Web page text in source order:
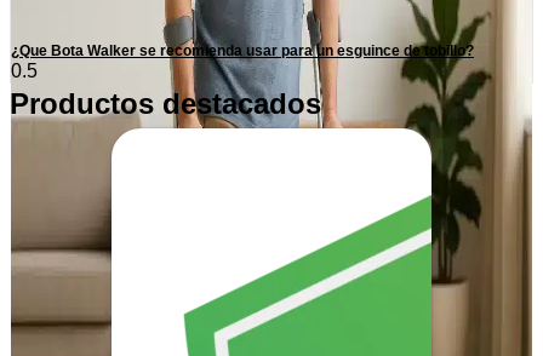
¿Que Bota Walker se recomienda usar para un esguince de tobillo?
Productos destacados